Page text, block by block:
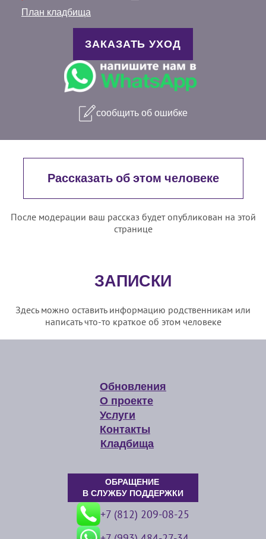
План кладбища
ЗАКАЗАТЬ УХОД
сообщить об ошибке
Рассказать об этом человеке
После модерации ваш рассказ будет опубликован на этой
странице
ЗАПИСКИ
Здесь можно оставить информацию родственникам или
написать что-то краткое об этом человеке
Обновления
О проекте
Услуги
Контакты
Кладбища
ОБРАЩЕНИЕ
В СЛУЖБУ ПОДДЕРЖКИ
+7 (812) 209-08-25